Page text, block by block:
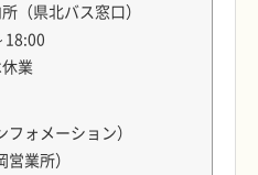
（県北バス窓口）
18:00
業
フォメーション）
営業所）